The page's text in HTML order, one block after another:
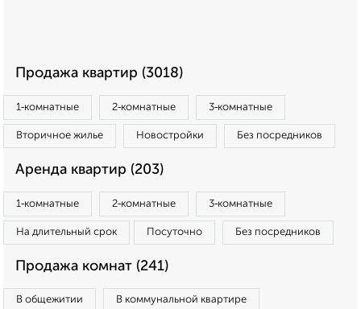
Продажа квартир (3018)
1‑комнатные 2‑комнатные 3‑комнатные
Вторичное жилье Новостройки Без посредников
Аренда квартир (203)
1‑комнатные 2‑комнатные 3‑комнатные
На длительный срок Посуточно Без посредников
Продажа комнат (241)
В общежитии В коммунальной квартире